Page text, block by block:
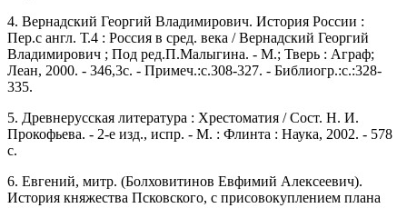
4. Вернадский Георгий Владимирович. История России :
Пер.с англ. Т.4 : Россия в сред. века / Вернадский Георгий
Владимирович ; Под ред.П.Малыгина. - М.; Тверь : Аграф;
Леан, 2000. - 346,3с. - Примеч.:с.308-327. - Библиогр.:с.:328-
335.
5. Древнерусская литература : Хрестоматия / Сост. Н. И.
Прокофьева. - 2-е изд., испp. - М. : Флинта : Наука, 2002. - 578
с.
6. Евгений, митр. (Болховитинов Евфимий Алексеевич).
История княжества Псковского, с присовокуплением плана